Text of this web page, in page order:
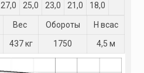
27,0 25,0 23,0 21,0 18,0
Вес Обороты
Н всас
437 кг 1750 4,5 м